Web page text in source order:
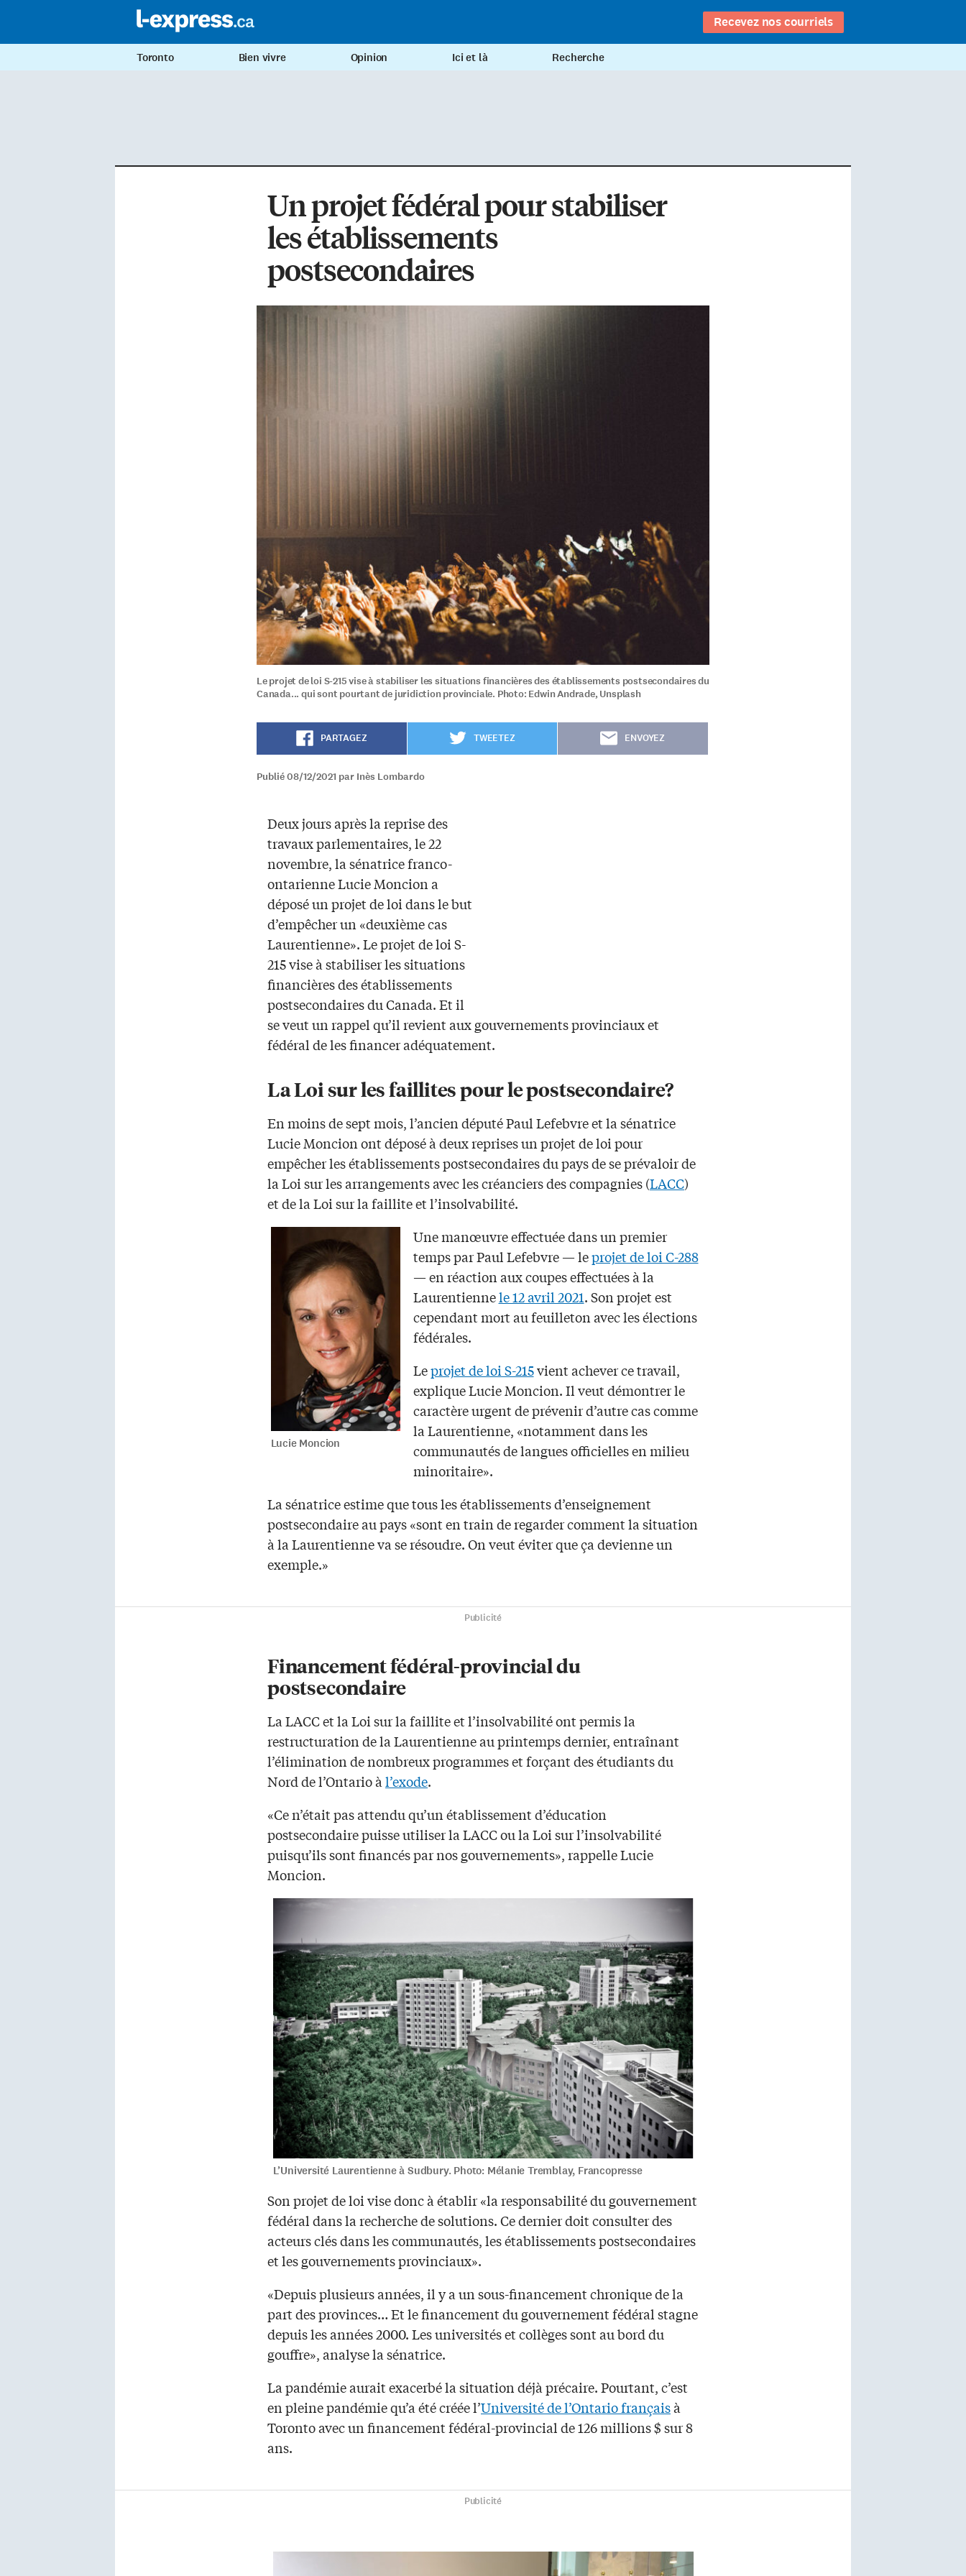
Recevez nos courriels
Toronto Bien vivre Opinion Ici et là Recherche
Un projet fédéral pour stabiliser
les établissements
postsecondaires
Le projet de loi S-215 vise à stabiliser les situations financières des établissements postsecondaires du
Canada... qui sont pourtant de juridiction provinciale. Photo: Edwin Andrade, Unsplash
PARTAGEZ TWEETEZ ENVOYEZ
Publié 08/12/2021 par Inès Lombardo
Deux jours après la reprise des
travaux parlementaires, le 22
novembre, la sénatrice franco-
ontarienne Lucie Moncion a
déposé un projet de loi dans le but
d’empêcher un «deuxième cas
Laurentienne». Le projet de loi S-
215 vise à stabiliser les situations
financières des établissements
postsecondaires du Canada. Et il
se veut un rappel qu’il revient aux gouvernements provinciaux et
fédéral de les financer adéquatement.
La Loi sur les faillites pour le postsecondaire?
En moins de sept mois, l’ancien député Paul Lefebvre et la sénatrice
Lucie Moncion ont déposé à deux reprises un projet de loi pour
empêcher les établissements postsecondaires du pays de se prévaloir de
la Loi sur les arrangements avec les créanciers des compagnies (LACC)
et de la Loi sur la faillite et l’insolvabilité.
Lucie Moncion
Une manœuvre effectuée dans un premier
temps par Paul Lefebvre — leprojet de loi C-288
— en réaction aux coupes effectuées à la
Laurentiennele 12 avril 2021. Son projet est
cependant mort au feuilleton avec les élections
fédérales.
Leprojet de loi S-215vient achever ce travail,
explique Lucie Moncion. Il veut démontrer le
caractère urgent de prévenir d’autre cas comme
la Laurentienne, «notamment dans les
communautés de langues officielles en milieu
minoritaire».
La sénatrice estime que tous les établissements d’enseignement
postsecondaire au pays «sont en train de regarder comment la situation
à la Laurentienne va se résoudre. On veut éviter que ça devienne un
exemple.»
Publicité
Financement fédéral-provincial du
postsecondaire
La LACC et la Loi sur la faillite et l’insolvabilité ont permis la
restructuration de la Laurentienne au printemps dernier, entraînant
l’élimination de nombreux programmes et forçant des étudiants du
Nord de l’Ontario à l’exode.
«Ce n’était pas attendu qu’un établissement d’éducation
postsecondaire puisse utiliser la LACC ou la Loi sur l’insolvabilité
puisqu’ils sont financés par nos gouvernements», rappelle Lucie
Moncion.
L’Université Laurentienne à Sudbury. Photo: Mélanie Tremblay, Francopresse
Son projet de loi vise donc à établir «la responsabilité du gouvernement
fédéral dans la recherche de solutions. Ce dernier doit consulter des
acteurs clés dans les communautés, les établissements postsecondaires
et les gouvernements provinciaux».
«Depuis plusieurs années, il y a un sous-financement chronique de la
part des provinces… Et le financement du gouvernement fédéral stagne
depuis les années 2000. Les universités et collèges sont au bord du
gouffre», analyse la sénatrice.
La pandémie aurait exacerbé la situation déjà précaire. Pourtant, c’est
en pleine pandémie qu’a été créée l’Université de l’Ontario françaisà
Toronto avec un financement fédéral-provincial de 126 millions $ sur 8
ans.
Publicité